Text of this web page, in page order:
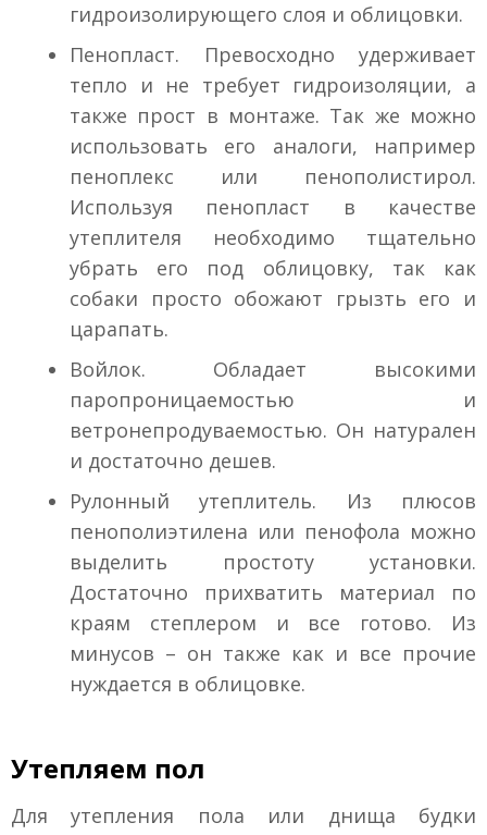
гидроизолирующего слоя и облицовки.
Пенопласт. Превосходно удерживает
тепло и не требует гидроизоляции, а
также прост в монтаже. Так же можно
использовать его аналоги, например
пеноплекс или пенополистирол.
Используя пенопласт в качестве
утеплителя необходимо тщательно
убрать его под облицовку, так как
собаки просто обожают грызть его и
царапать.
Войлок. Обладает высокими
паропроницаемостью и
ветронепродуваемостью. Он натурален
и достаточно дешев.
Рулонный утеплитель. Из плюсов
пенополиэтилена или пенофола можно
выделить простоту установки.
Достаточно прихватить материал по
краям степлером и все готово. Из
минусов – он также как и все прочие
нуждается в облицовке.
Утепляем пол
Для утепления пола или днища будки